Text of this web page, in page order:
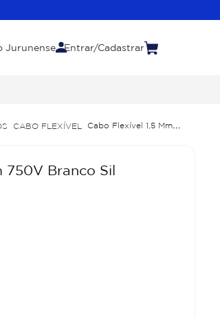
Jurunense Entrar/Cadastrar
CABO FLEXÍVEL
Cabo Flexível 1,5 Mm
750V Branco Sil